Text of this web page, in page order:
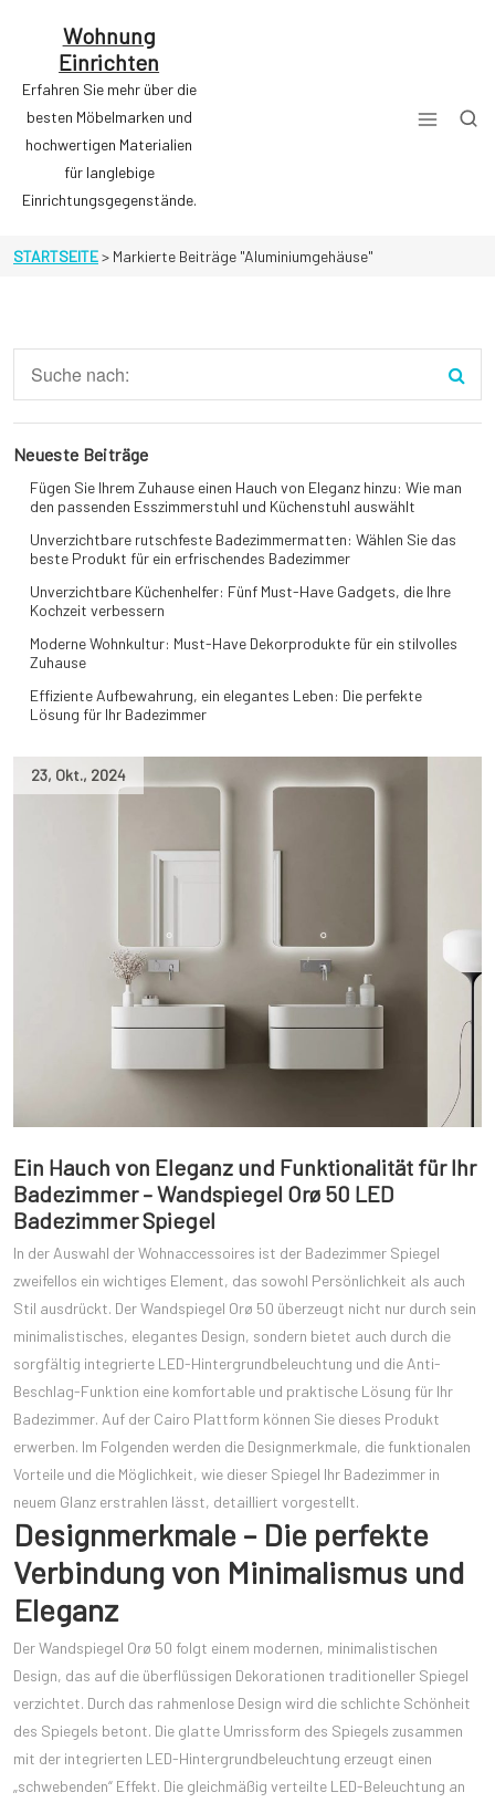
Wohnung
Einrichten
Erfahren Sie mehr über die
besten Möbelmarken und
hochwertigen Materialien
für langlebige
Einrichtungsgegenstände.
STARTSEITE> Markierte Beiträge "Aluminiumgehäuse"
23, Okt., 2024
Ein Hauch von Eleganz und Funktionalität für Ihr
Badezimmer – Wandspiegel Orø 50 LED
Badezimmer Spiegel
In der Auswahl der Wohnaccessoires ist der Badezimmer Spiegel
zweifellos ein wichtiges Element, das sowohl Persönlichkeit als auch
Stil ausdrückt. Der Wandspiegel Orø 50 überzeugt nicht nur durch sein
minimalistisches, elegantes Design, sondern bietet auch durch die
sorgfältig integrierte LED-Hintergrundbeleuchtung und die Anti-
Beschlag-Funktion eine komfortable und praktische Lösung für Ihr
Badezimmer. Auf der Cairo Plattform können Sie dieses Produkt
erwerben. Im Folgenden werden die Designmerkmale, die funktionalen
Vorteile und die Möglichkeit, wie dieser Spiegel Ihr Badezimmer in
neuem Glanz erstrahlen lässt, detailliert vorgestellt.
Designmerkmale – Die perfekte
Verbindung von Minimalismus und
Eleganz
Der Wandspiegel Orø 50 folgt einem modernen, minimalistischen
Design, das auf die überflüssigen Dekorationen traditioneller Spiegel
verzichtet. Durch das rahmenlose Design wird die schlichte Schönheit
des Spiegels betont. Die glatte Umrissform des Spiegels zusammen
mit der integrierten LED-Hintergrundbeleuchtung erzeugt einen
„schwebenden“ Effekt. Die gleichmäßig verteilte LED-Beleuchtung an
Neueste Beiträge
Fügen Sie Ihrem Zuhause einen Hauch von Eleganz hinzu: Wie man
den passenden Esszimmerstuhl und Küchenstuhl auswählt
Unverzichtbare rutschfeste Badezimmermatten: Wählen Sie das
beste Produkt für ein erfrischendes Badezimmer
Unverzichtbare Küchenhelfer: Fünf Must-Have Gadgets, die Ihre
Kochzeit verbessern
Moderne Wohnkultur: Must-Have Dekorprodukte für ein stilvolles
Zuhause
Effiziente Aufbewahrung, ein elegantes Leben: Die perfekte
Lösung für Ihr Badezimmer